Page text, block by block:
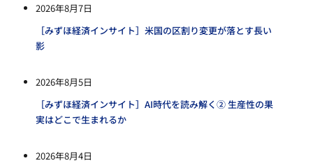
2026年8月7日
［みずほ経済インサイト］米国の区割り変更が落とす長い
影
2026年8月5日
［みずほ経済インサイト］AI時代を読み解く② 生産性の果
実はどこで生まれるか
2026年8月4日